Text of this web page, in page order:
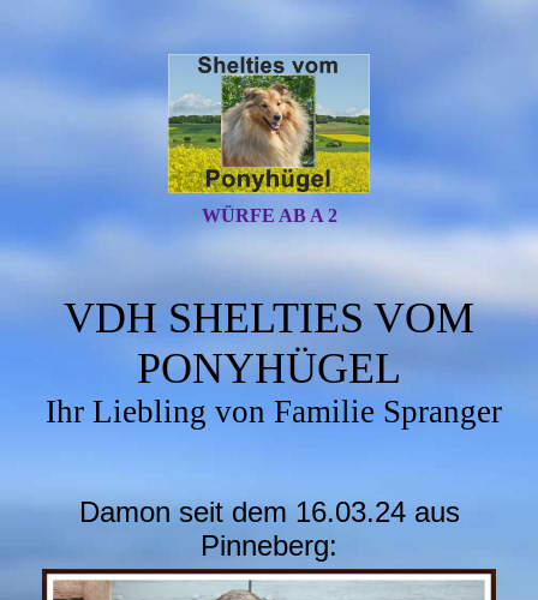
WÜRFE AB A 2
VDH SHELTIES VOM
PONYHÜGEL
Ihr Liebling von Familie Spranger
Damon seit dem 16.03.24 aus
Pinneberg: